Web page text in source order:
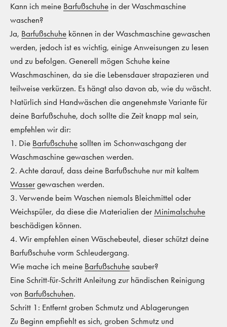
Kann ich meine Barfußschuhe in der Waschmaschine
waschen?
Ja, Barfußschuhe können in der Waschmaschine gewaschen
werden, jedoch ist es wichtig, einige Anweisungen zu lesen
und zu befolgen. Generell mögen Schuhe keine
Waschmaschinen, da sie die Lebensdauer strapazieren und
teilweise verkürzen. Es hängt also davon ab, wie du wäscht.
Natürlich sind Handwäschen die angenehmste Variante für
deine Barfußschuhe, doch sollte die Zeit knapp mal sein,
empfehlen wir dir:
1. Die Barfußschuhe sollten im Schonwaschgang der
Waschmaschine gewaschen werden.
2. Achte darauf, dass deine Barfußschuhe nur mit kaltem
Wasser gewaschen werden.
3. Verwende beim Waschen niemals Bleichmittel oder
Weichspüler, da diese die Materialien der Minimalschuhe
beschädigen können.
4. Wir empfehlen einen Wäschebeutel, dieser schützt deine
Barfußschuhe vorm Schleudergang.
Wie mache ich meine Barfußschuhe sauber?
Eine Schritt-für-Schritt Anleitung zur händischen Reinigung
von Barfußschuhen.
Schritt 1: Entfernt groben Schmutz und Ablagerungen
Zu Beginn empfiehlt es sich, groben Schmutz und